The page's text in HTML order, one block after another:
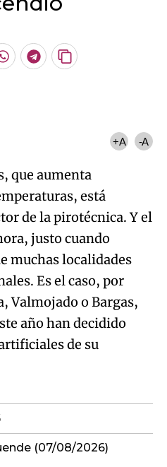
try again later.
Whatsapp
Telegram
Copiar
+A -A
que aumenta
está
de la pirotécnica. Y el
justo cuando
muchas localidades
Es el caso, por
Valmojado o Bargas,
año han decidido
de su
(07/08/2026)